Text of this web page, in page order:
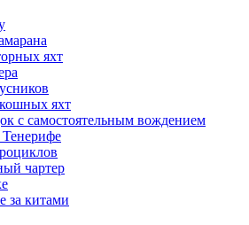
яхт
яхт
с самостоятельным вождением
чартер
за китами